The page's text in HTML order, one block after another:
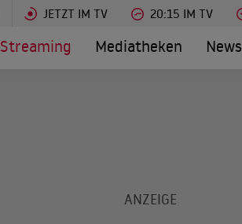
JETZT IM TV 20:15 IM TV
Streaming Mediatheken News